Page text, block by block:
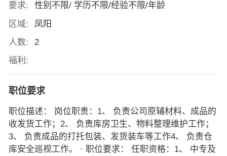
要求:
性别不限/ 学历不限/经验不限/年龄
区域:
凤阳
人数:
2
福利:
职位要求
职位描述： 岗位职责：1、 负责公司原辅材料、成品的
收发货工作；2、 负责库房卫生、物料整理维护工作；
3、 负责成品的打托包装、发货装车等工作4、 负责仓
库安全巡视工作。 · 职位要求： 任职资格：1、 中专及